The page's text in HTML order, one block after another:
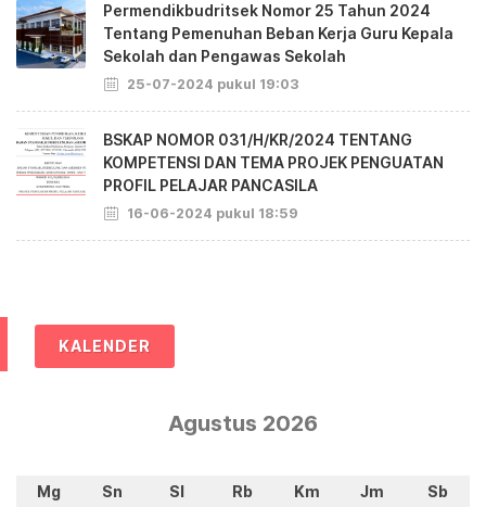
Permendikbudritsek Nomor 25 Tahun 2024
Tentang Pemenuhan Beban Kerja Guru Kepala
Sekolah dan Pengawas Sekolah
25-07-2024 pukul 19:03
BSKAP NOMOR 031/H/KR/2024 TENTANG
KOMPETENSI DAN TEMA PROJEK PENGUATAN
PROFIL PELAJAR PANCASILA
16-06-2024 pukul 18:59
KALENDER
Agustus 2026
Mg Sn Sl Rb Km Jm
Sb